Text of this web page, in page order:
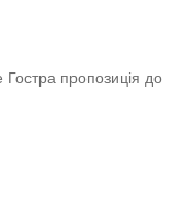
Гостра пропозиція до